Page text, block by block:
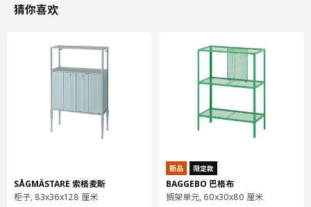
厚度
宽度
50 厘米
猜你喜欢
SÅGMÄSTARE 索格麦斯
柜子, 83x36x128 厘米
新品 限定款
BAGGEBO 巴格布
搁架单元, 60x30x80 厘米